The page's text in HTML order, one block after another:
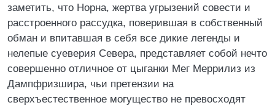
заметить, что Норна, жертва угрызений совести и
расстроенного рассудка, поверившая в собственный
обман и впитавшая в себя все дикие легенды и
нелепые суеверия Севера, представляет собой нечто
совершенно отличное от цыганки Мег Меррилиз из
Дампфризшира, чьи претензии на
сверхъестественное могущество не превосходят